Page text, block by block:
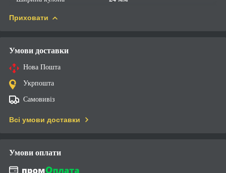
Приховати
Умови доставки
Нова Пошта
Укрпошта
Самовивіз
Всі умови доставки
Умови оплати